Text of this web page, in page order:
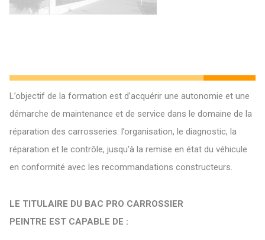
L’objectif de la formation est d’acquérir une autonomie et une
démarche de maintenance et de service dans le domaine de la
réparation des carrosseries: l’organisation, le diagnostic, la
réparation et le contrôle, jusqu'à la remise en état du véhicule
en conformité avec les recommandations constructeurs.
LE TITULAIRE DU BAC PRO CARROSSIER
PEINTRE EST CAPABLE DE :